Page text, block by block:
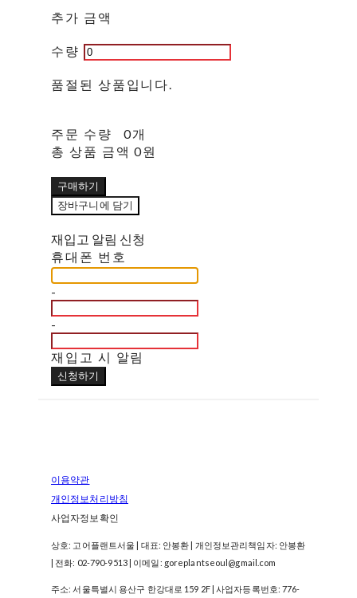
추가 금액
수량
품절된 상품입니다.
주문 수량
0개
총 상품 금액 0원
구매하기
장바구니에 담기
재입고 알림 신청
휴대폰 번호
-
-
재입고 시 알림
신청하기
이용약관
개인정보처리방침
사업자정보확인
상호: 고어플랜트서울 | 대표: 안봉환 | 개인정보관리책임자: 안봉환
| 전화: 02-790-9513 | 이메일: goreplantseoul@gmail.com
주소: 서울특별시 용산구 한강대로 159 2F | 사업자등록번호:776-